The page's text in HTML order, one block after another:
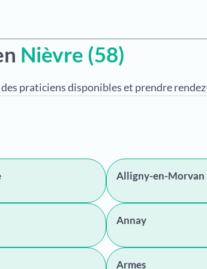
Nièvre (58)
praticiens disponibles et prendre
Alligny-en-Morvan
Annay
Armes